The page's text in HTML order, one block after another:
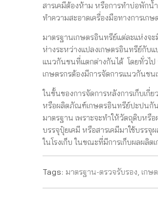
สารเคมีต้องห้าม หรือการทำบ่อพัก
ทำความสะอาดเครื่องมือทางการเก
มาตรฐานเกษตรอินทรีย์แต่ละแห่งจ
ห่างระหว่างแปลงเกษตรอินทรีย์กับ
แนวกันชนที่แตกต่างกันได้ โดยทั่วไ
เกษตรกรต้องมีการจัดการแนวกันช
ในขั้นของการจัดการหลังการเก็บเกี่
หรือผลิตภัณฑ์เกษตรอินทรีย์ปะปนกั
มาตรฐาน เพราะจะทำให้วัตถุดิบหรื
บรรจุปุ๋ยเคมี หรือสารเคมีมาใช้บรรจุ
ในโรงเก็บ ในขณะที่มีการเก็บผลผลิ
Tags: มาตรฐาน-ตรวจรับรอง, เกษ